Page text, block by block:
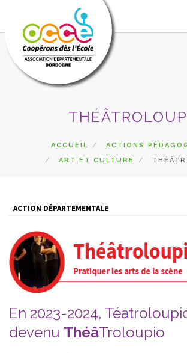
COOPÉRATIVE SCOLAIRE
ENTAU | COOP'BLOG
FORMATIONS
ESPACE RÉSERVÉ
RECHERCHER
CONTACT
ACCUEIL
ACTIONS
ART ET CULTURE
ACTION DÉPARTEMENTALE
En 2023-2024,
devenu ThéâTroloupio